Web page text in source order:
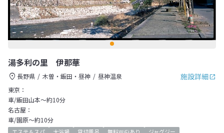
湯多利の里 伊那華
施設詳細
長野県 木曽・飯田・昼神
昼神温泉
東京：
車/飯田山本～約10分
名古屋：
車/園原～約10分